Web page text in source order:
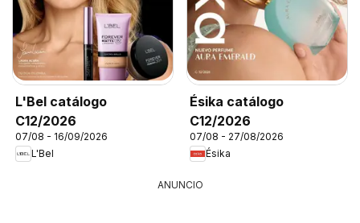
L'Bel catálogo
C12/2026
07/08 - 16/09/2026
L'Bel
Ésika catálogo
C12/2026
07/08 - 27/08/2026
Ésika
ANUNCIO